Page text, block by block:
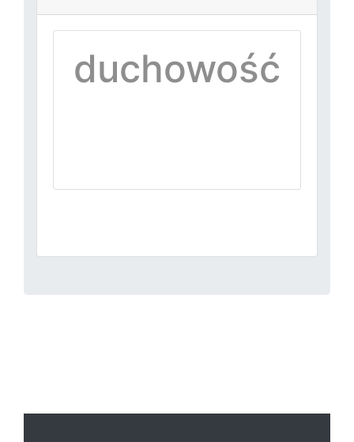
duchowość